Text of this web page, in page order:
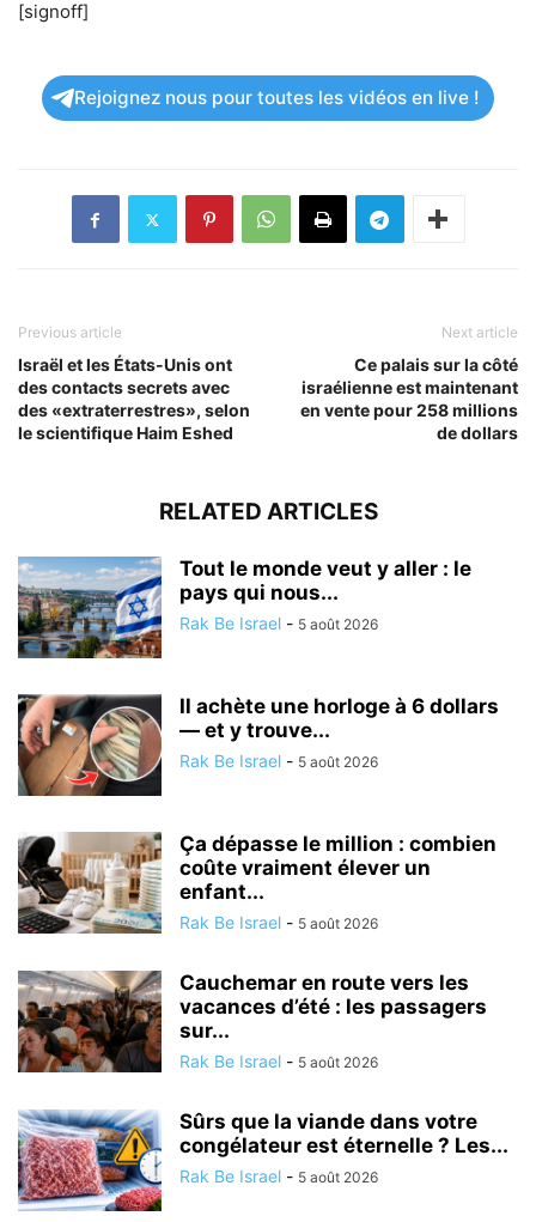
[signoff]
Rejoignez nous pour toutes les vidéos en live !
Previous article
Israël et les États-Unis ont
des contacts secrets avec
des «extraterrestres», selon
le scientifique Haim Eshed
Next article
Ce palais sur la côté
israélienne est maintenant
en vente pour 258 millions
de dollars
RELATED ARTICLES
Tout le monde veut y aller : le
pays qui nous...
Rak Be Israel - 5 août 2026
Il achète une horloge à 6 dollars
— et y trouve...
Rak Be Israel - 5 août 2026
Ça dépasse le million : combien
coûte vraiment élever un
enfant...
Rak Be Israel - 5 août 2026
Cauchemar en route vers les
vacances d’été : les passagers
sur...
Rak Be Israel - 5 août 2026
Sûrs que la viande dans votre
congélateur est éternelle ? Les...
Rak Be Israel - 5 août 2026